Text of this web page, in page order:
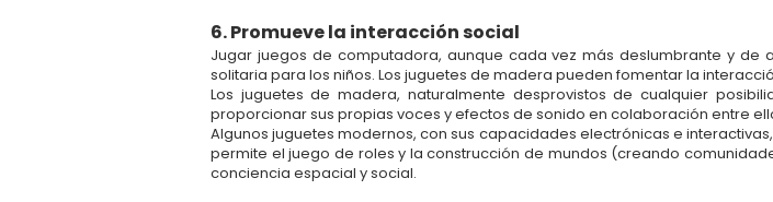
6. Promueve la interacción social
Jugar juegos de computadora, aunque cada vez más deslumbrante y
solitaria para los niños. Los juguetes de madera pueden fomentar la
Los juguetes de madera, naturalmente desprovistos de cualquier
proporcionar sus propias voces y efectos de sonido en colaboración entre
Algunos juguetes modernos, con sus capacidades electrónicas e
permite el juego de roles y la construcción de mundos (creando
conciencia espacial y social.